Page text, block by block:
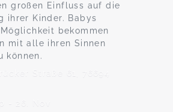
großen Einfluss auf die
ihrer Kinder. Babys
bekommen
mit alle ihren Sinnen
können.
Straße 61, 76694
- 26. Nov